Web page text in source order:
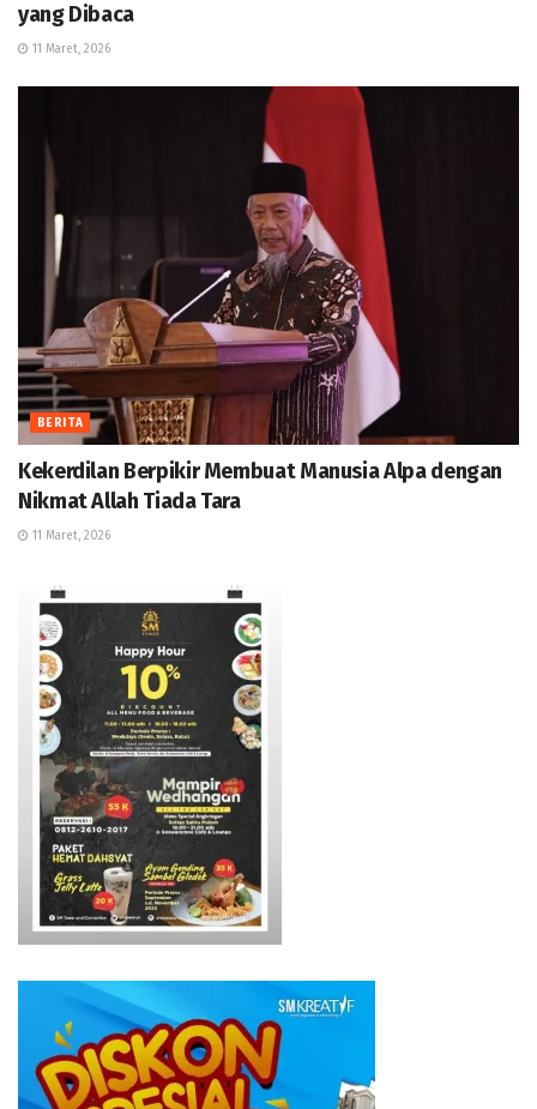
yang Dibaca
11 Maret, 2026
BERITA
Kekerdilan Berpikir Membuat Manusia Alpa dengan
Nikmat Allah Tiada Tara
11 Maret, 2026